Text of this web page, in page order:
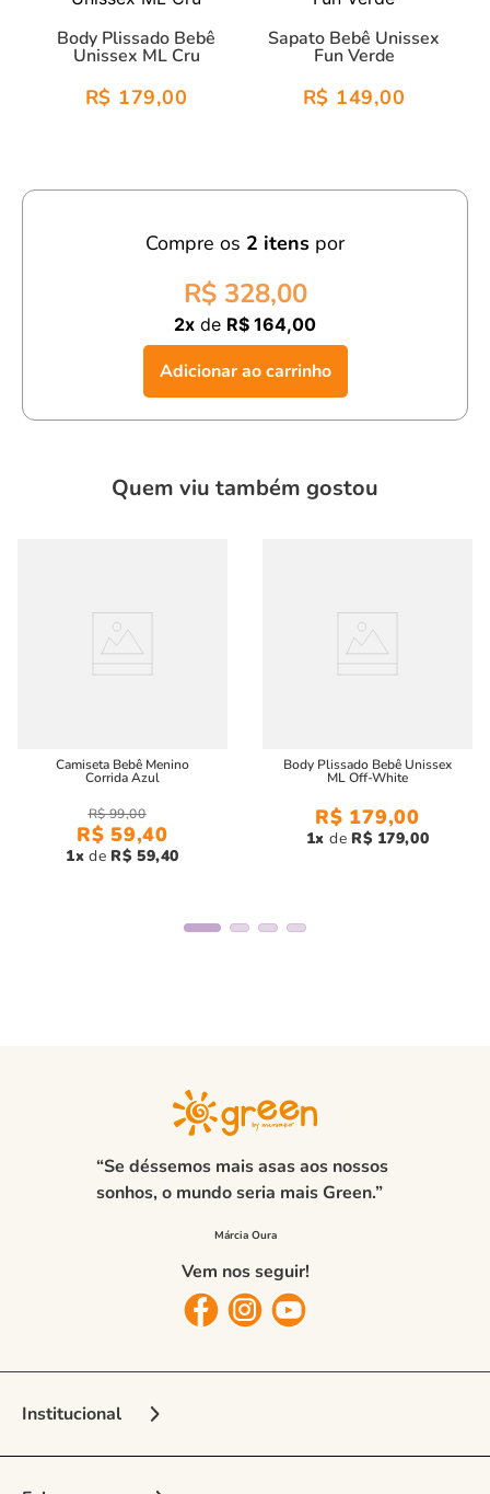
Body Plissado Bebê
Unissex ML Cru
R$ 179,00
Sapato Bebê Unissex
Fun Verde
R$ 149,00
Compre os 2 itens por
R$ 328,00
2x de R$ 164,00
Adicionar ao carrinho
Quem viu também gostou
Camiseta Bebê Menino
Corrida Azul
R$ 99,00
R$ 59,40
1 R$ 59,40
Body Plissado Bebê Unissex
ML Off-White
R$ 179,00
1 R$ 179,00
“Se déssemos mais asas aos nossos
sonhos, o mundo seria mais Green.”
Vem nos seguir!
Institucional
Sobre a Marca